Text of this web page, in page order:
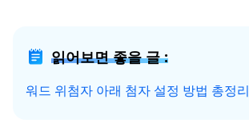
읽어보면 좋을 글 :
워드 위첨자 아래 첨자 설정 방법 총정리